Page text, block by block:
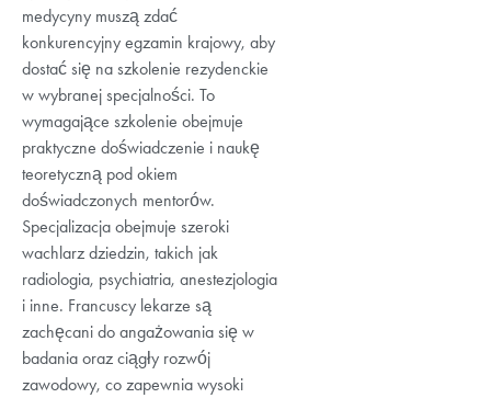
medycyny muszą zdać
konkurencyjny egzamin krajowy, aby
dostać się na szkolenie rezydenckie
w wybranej specjalności. To
wymagające szkolenie obejmuje
praktyczne doświadczenie i naukę
teoretyczną pod okiem
doświadczonych mentorów.
Specjalizacja obejmuje szeroki
wachlarz dziedzin, takich jak
radiologia, psychiatria, anestezjologia
i inne. Francuscy lekarze są
zachęcani do angażowania się w
badania oraz ciągły rozwój
zawodowy, co zapewnia wysoki